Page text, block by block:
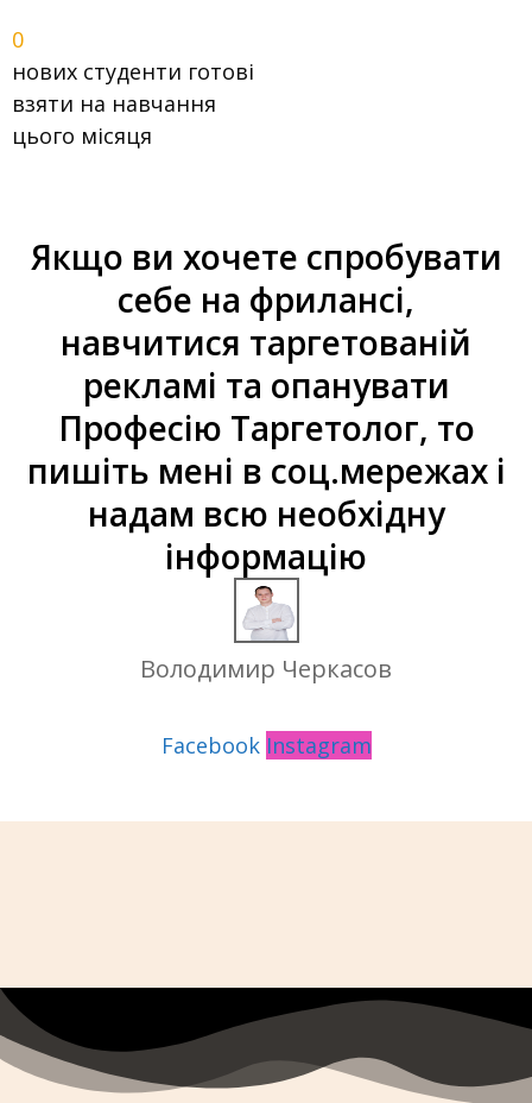
0
нових студенти готові
взяти на навчання
цього місяця
Якщо ви хочете спробувати
себе на фрилансі,
навчитися таргетованій
рекламі та опанувати
Професію Таргетолог, то
пишіть мені в соц.мережах і
надам всю необхідну
інформацію
Володимир Черкасов
Facebook Instagram